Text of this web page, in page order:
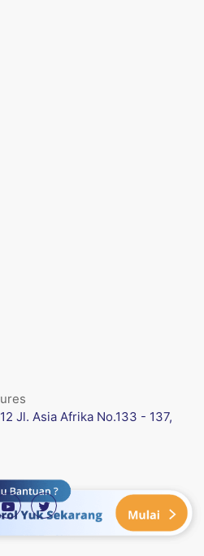
Jl. Asia Afrika No.133 - 137,